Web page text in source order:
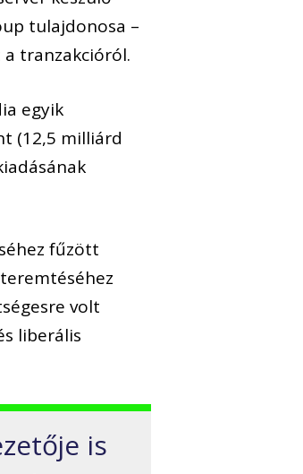
tulajdonosa –
tranzakcióról.
egyik
(12,5 milliárd
fűzött
volt
liberális
is